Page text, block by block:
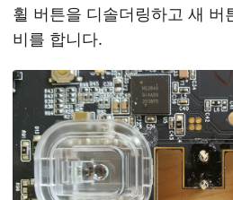
휠 버튼을 디솔더링하고 새 버
비를 합니다.